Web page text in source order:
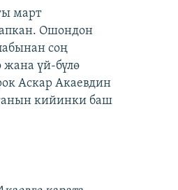
март
Ошондон
соң
жана үй-бүлө
Аскар Акаевдин
кийинки баш